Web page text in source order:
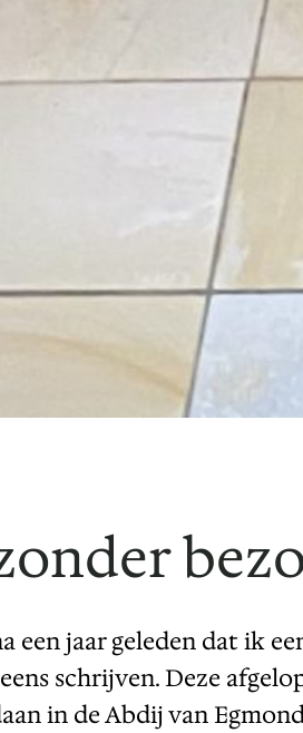
een jaar geleden dat ik
schrijven. Deze
in de Abdij van